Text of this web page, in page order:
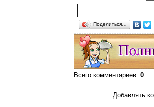
|
Поделиться…
Всего комментариев: 0
Добавлять